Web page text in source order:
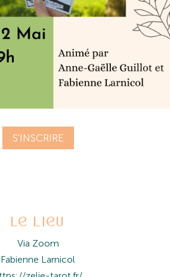
S'INSCRIRE
le lieu
Via Zoom
Fabienne Larnicol